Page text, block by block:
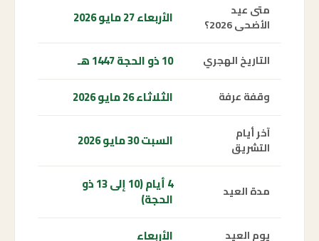
متى عيد
الأضحى 2026؟
الأربعاء 27 مايو 2026
التاريخ الهجري 10 ذو الحجة 1447 هـ
وقفة عرفة الثلاثاء 26 مايو 2026
آخر أيام
التشريق
السبت 30 مايو 2026
مدة العيد 4 أيام (10 إلى 13 ذو
الحجة)
يوم العيد الأربعاء